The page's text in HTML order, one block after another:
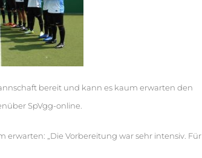
bereit und kann es kaum erwarten den
SpVgg-online.
erwarten: „Die Vorbereitung war sehr intensiv. Für